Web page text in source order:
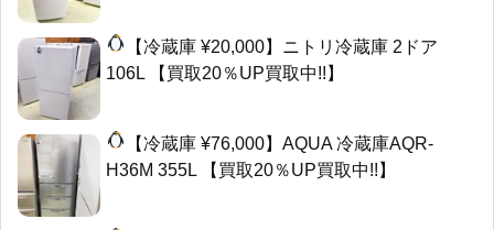
【冷蔵庫 ¥20,000】ニトリ冷蔵庫 2ドア
106L 【買取20％UP買取中!!】
【冷蔵庫 ¥76,000】AQUA 冷蔵庫AQR-
H36M 355L 【買取20％UP買取中!!】